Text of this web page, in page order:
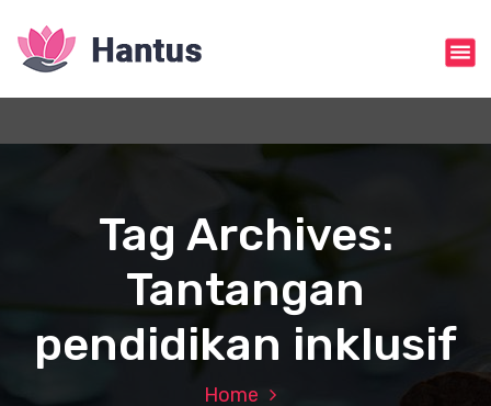
Tag Archives:
Tantangan
pendidikan inklusif
Home